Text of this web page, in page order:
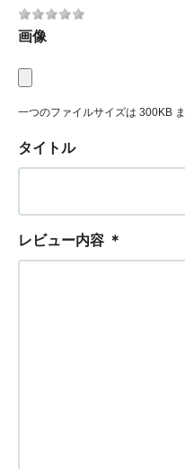
画像
一つのファイルサイズは 300KB
タイトル
レビュー内容 ＊